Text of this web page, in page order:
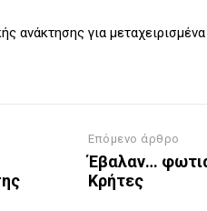
ανάκτησης για
Επόμενο άρθρο
Έβαλαν…
Κρήτες